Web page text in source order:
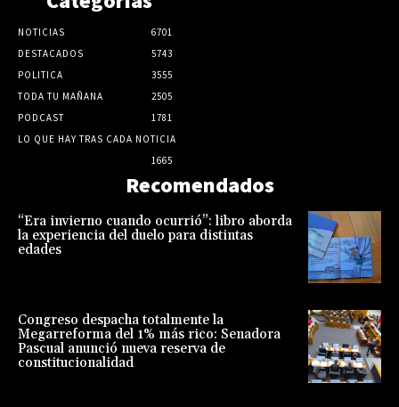
NOTICIAS
6701
DESTACADOS
5743
POLITICA
3555
TODA TU MAÑANA
2505
PODCAST
1781
LO QUE HAY TRAS CADA NOTICIA
1665
Recomendados
“Era invierno cuando ocurrió”: libro aborda
la experiencia del duelo para distintas
edades
Congreso despacha totalmente la
Megarreforma del 1% más rico: Senadora
Pascual anunció nueva reserva de
constitucionalidad